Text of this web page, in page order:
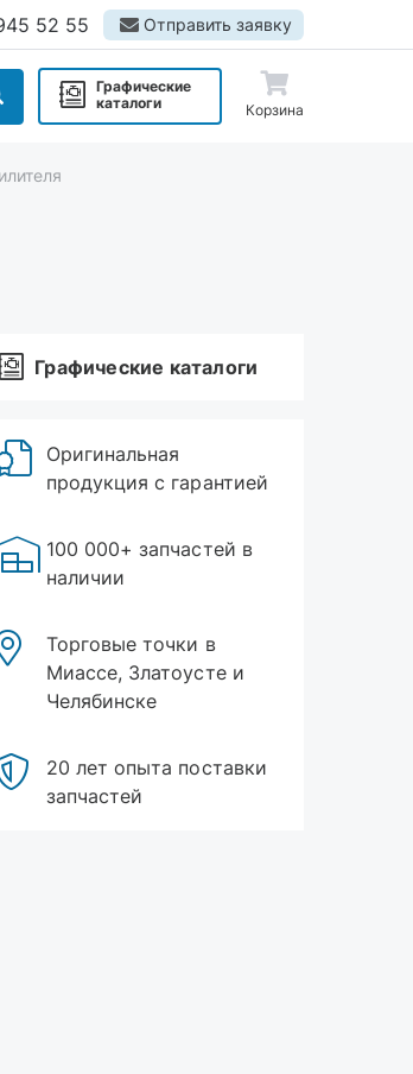
52 55 Отправить заявку
Графические
каталоги
Корзина
Графические каталоги
Оригинальная
продукция с гарантией
100 000+ запчастей в
наличии
Торговые точки в
Миассе, Златоусте и
Челябинске
20 лет опыта поставки
запчастей